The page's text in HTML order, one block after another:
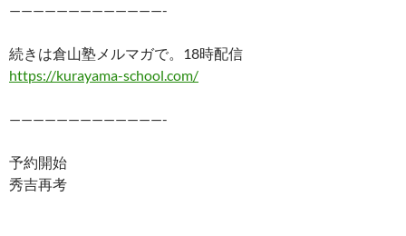
—————————————-
続きは倉山塾メルマガで。18時配信
https://kurayama-school.com/
—————————————-
予約開始
秀吉再考